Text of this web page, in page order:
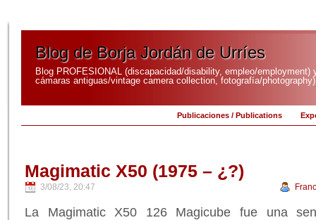
Blog de Borja Jordán de Urríes
Blog PROFESIONAL (discapacidad/disability, empleo/employment)
cámaras antiguas/vintage camera collection, fotografía/photography)
Publicaciones / Publications
Magimatic X50 (1975 – ¿?)
3/08/23, 20:47
La Magimatic X50 126 Magicube fue una